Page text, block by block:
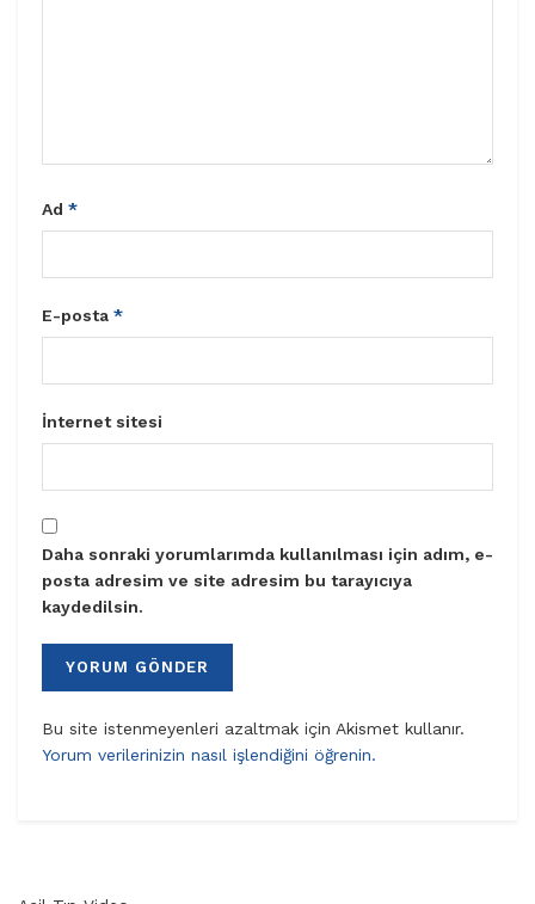
Ad *
E-posta *
İnternet sitesi
Daha sonraki yorumlarımda kullanılması için adım, e-
posta adresim ve site adresim bu tarayıcıya
kaydedilsin.
Bu site istenmeyenleri azaltmak için Akismet kullanır.
Yorum verilerinizin nasıl işlendiğini öğrenin.